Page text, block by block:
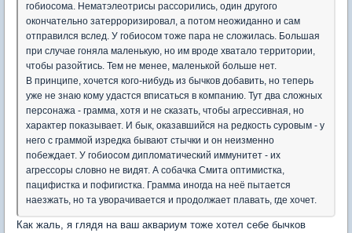
гобиосома. Нематэлеотрисы рассорились, один другого
окончательно затерроризировал, а потом неожиданно и сам
отправился вслед. У гобиосом тоже пара не сложилась. Большая
при случае гоняла маленькую, но им вроде хватало территории,
чтобы разойтись. Тем не менее, маленькой больше нет.
В принципе, хочется кого-нибудь из бычков добавить, но теперь
уже не знаю кому удастся вписаться в компанию. Тут два сложных
персонажа - грамма, хотя и не сказать, чтобы агрессивная, но
характер показывает. И бык, оказавшийся на редкость суровым - у
него с граммой изредка бывают стычки и он неизменно
побеждает. У гобиосом дипломатический иммунитет - их
агрессоры словно не видят. А собачка Смита оптимистка,
пацифистка и пофигистка. Грамма иногда на неё пытается
наезжать, но та уворачивается и продолжает плавать, где хочет.
Как жаль, я глядя на ваш аквариум тоже хотел себе бычков